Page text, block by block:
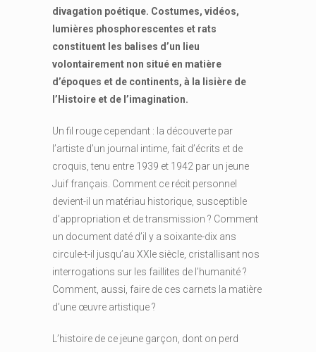
divagation poétique. Costumes, vidéos,
lumières phosphorescentes et rats
constituent les balises d’un lieu
volontairement non situé en matière
d’époques et de continents, à la lisière de
l’Histoire et de l’imagination.
Un fil rouge cependant : la découverte par
l’artiste d’un journal intime, fait d’écrits et de
croquis, tenu entre 1939 et 1942 par un jeune
Juif français. Comment ce récit personnel
devient-il un matériau historique, susceptible
d’appropriation et de transmission ? Comment
un document daté d’il y a soixante-dix ans
circule-t-il jusqu’au XXIe siècle, cristallisant nos
interrogations sur les faillites de l’humanité ?
Comment, aussi, faire de ces carnets la matière
d’une œuvre artistique ?
L’histoire de ce jeune garçon, dont on perd